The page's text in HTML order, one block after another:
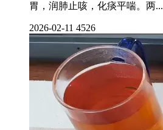
胃，润肺止咳，化痰平喘。两...
2026-02-11 4526